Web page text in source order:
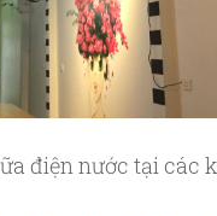
điện nước tại các